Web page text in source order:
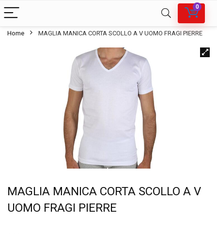
0
Home MAGLIA MANICA CORTA SCOLLO A V UOMO FRAGI PIERRE
MAGLIA MANICA CORTA SCOLLO A V
UOMO FRAGI PIERRE